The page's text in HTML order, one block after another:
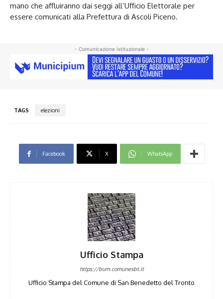
mano che affluiranno dai seggi all’Ufficio Elettorale per
essere comunicati alla Prefettura di Ascoli Piceno.
- Comunicazione Istituzionale -
TAGS elezioni
Facebook X WhatsApp
Ufficio Stampa
https://bum.comunesbt.it
Ufficio Stampa del Comune di San Benedetto del Tronto